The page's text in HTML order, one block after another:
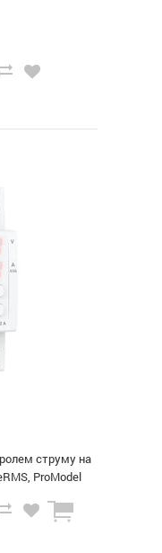
струму на
ProModel